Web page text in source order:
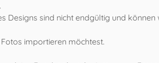
Designs sind nicht endgültig und
importieren möchtest.